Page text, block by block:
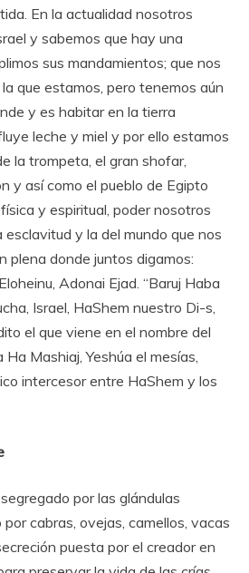
En la actualidad nosotros
y sabemos que hay una
sus mandamientos; que nos
que estamos, pero tenemos aún
y es habitar en la tierra
leche y miel y por ello estamos
la trompeta, el gran shofar,
y así como el pueblo de Egipto
y espiritual, poder nosotros
esclavitud y la del mundo que nos
plena donde juntos digamos:
Adonai Ejad. “Baruj Haba
Israel, HaShem nuestro Di-s,
el que viene en el nombre del
Mashiaj, Yeshúa el mesías,
intercesor entre HaShem y los
por las glándulas
cabras, ovejas, camellos, vacas
puesta por el creador en